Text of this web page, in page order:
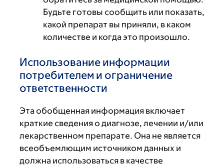
Будьте готовы сообщить или показать,
какой препарат вы приняли, в каком
количестве и когда это произошло.
Использование информации
потребителем и ограничение
ответственности
Эта обобщенная информация включает
краткие сведения о диагнозе, лечении и/или
лекарственном препарате. Она не является
всеобъемлющим источником данных и
должна использоваться в качестве